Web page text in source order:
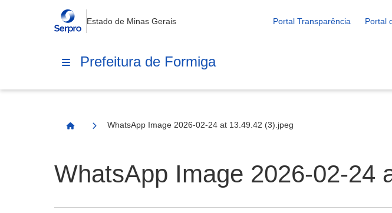
Estado de Minas Gerais Portal Transparência Portal
Prefeitura de Formiga
Página Inicial
WhatsApp Image 2026-02-24 at 13.49.42 (3).jpeg
WhatsApp Image 2026-02-24